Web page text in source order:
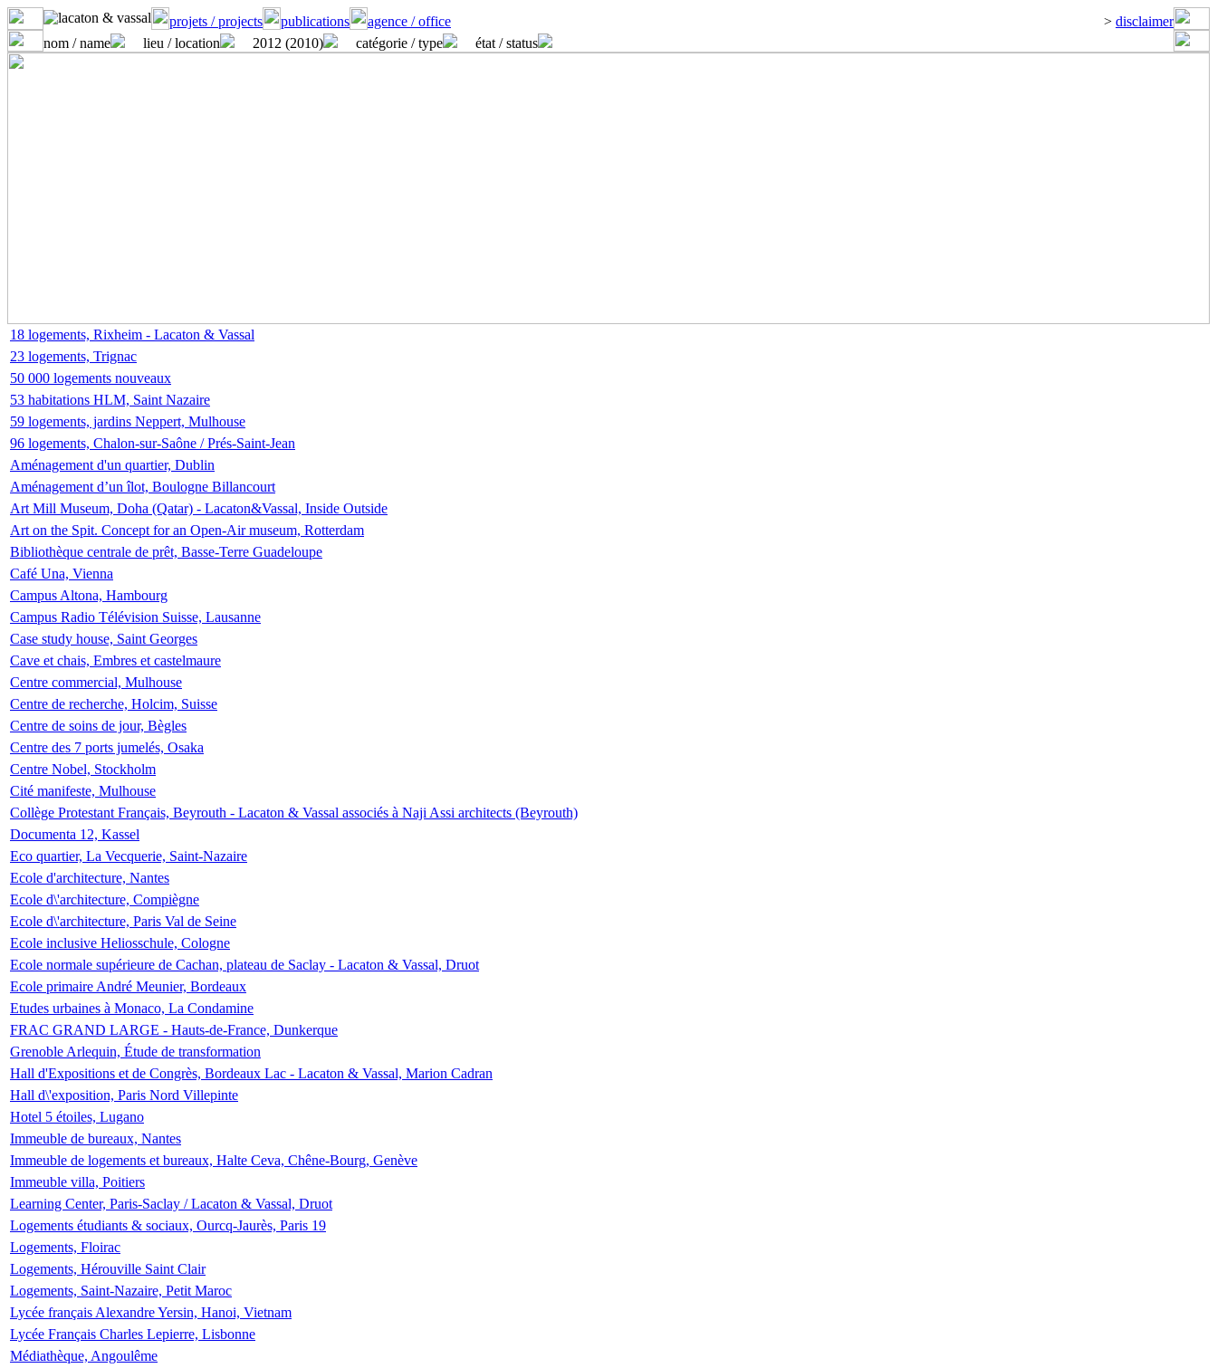
projets / projects publications agence / office > disclaimer
nom / name
lieu / location 2012 (2010) catégorie / type état / status
18 logements, Rixheim - Lacaton & Vassal
23 logements, Trignac
50 000 logements nouveaux
53 habitations HLM, Saint Nazaire
59 logements, jardins Neppert, Mulhouse
96 logements, Chalon-sur-Saône / Prés-Saint-Jean
Aménagement d'un quartier, Dublin
Aménagement d’un îlot, Boulogne Billancourt
Art Mill Museum, Doha (Qatar) - Lacaton&Vassal, Inside Outside
Art on the Spit. Concept for an Open-Air museum, Rotterdam
Bibliothèque centrale de prêt, Basse-Terre Guadeloupe
Café Una, Vienna
Campus Altona, Hambourg
Campus Radio Télévision Suisse, Lausanne
Case study house, Saint Georges
Cave et chais, Embres et castelmaure
Centre commercial, Mulhouse
Centre de recherche, Holcim, Suisse
Centre de soins de jour, Bègles
Centre des 7 ports jumelés, Osaka
Centre Nobel, Stockholm
Cité manifeste, Mulhouse
Collège Protestant Français, Beyrouth - Lacaton & Vassal associés à Naji Assi architects (Beyrouth)
Documenta 12, Kassel
Eco quartier, La Vecquerie, Saint-Nazaire
Ecole d'architecture, Nantes
Ecole d\'architecture, Compiègne
Ecole d\'architecture, Paris Val de Seine
Ecole inclusive Heliosschule, Cologne
Ecole normale supérieure de Cachan, plateau de Saclay - Lacaton & Vassal, Druot
Ecole primaire André Meunier, Bordeaux
Etudes urbaines à Monaco, La Condamine
FRAC GRAND LARGE - Hauts-de-France, Dunkerque
Grenoble Arlequin, Étude de transformation
Hall d'Expositions et de Congrès, Bordeaux Lac - Lacaton & Vassal, Marion Cadran
Hall d\'exposition, Paris Nord Villepinte
Hotel 5 étoiles, Lugano
Immeuble de bureaux, Nantes
Immeuble de logements et bureaux, Halte Ceva, Chêne-Bourg, Genève
Immeuble villa, Poitiers
Learning Center, Paris-Saclay / Lacaton & Vassal, Druot
Logements étudiants & sociaux, Ourcq-Jaurès, Paris 19
Logements, Floirac
Logements, Hérouville Saint Clair
Logements, Saint-Nazaire, Petit Maroc
Lycée français Alexandre Yersin, Hanoi, Vietnam
Lycée Français Charles Lepierre, Lisbonne
Médiathèque, Angoulême